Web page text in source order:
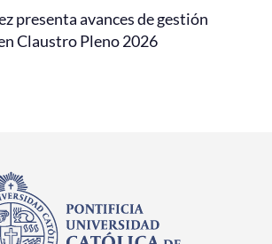
presenta avances de gestión
Claustro Pleno 2026